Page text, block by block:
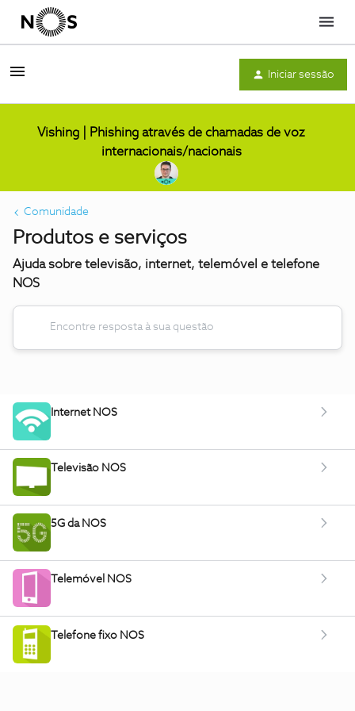
Menu
Iniciar sessão
Vishing | Phishing através de chamadas de voz
internacionais/nacionais
Comunidade
Produtos e serviços
Ajuda sobre televisão, internet, telemóvel e telefone
NOS
Internet NOS
Televisão NOS
5G da NOS
Telemóvel NOS
Telefone fixo NOS